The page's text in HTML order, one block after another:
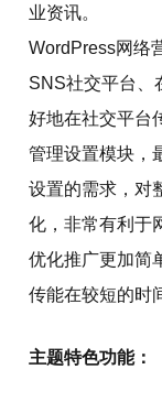
业资讯。
WordPress网络
SNS社交平台、
好地在社交平台
管理设置模块，
设置的需求，对
化，非常有利于
优化推广更加简
传能在较短的时
主题特色功能：